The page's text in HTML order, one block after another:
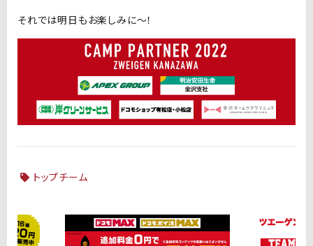
それでは明日もお楽しみに〜！
トップチーム